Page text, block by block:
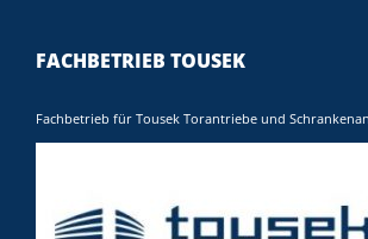
FACHBETRIEB TOUSEK
Fachbetrieb für Tousek Torantriebe und